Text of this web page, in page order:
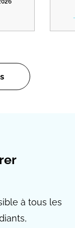
à tous les